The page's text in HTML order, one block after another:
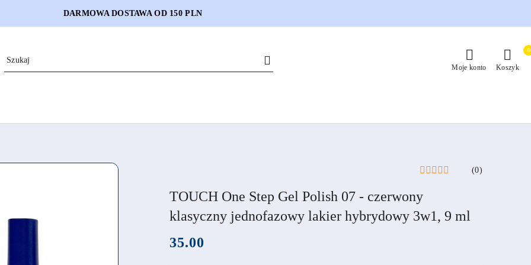
DARMOWA DOSTAWA OD 150 PLN
Moje konto Koszyk
0
(0)
TOUCH One Step Gel Polish 07 - czerwony
klasyczny jednofazowy lakier hybrydowy 3w1, 9 ml
cena:
35.00